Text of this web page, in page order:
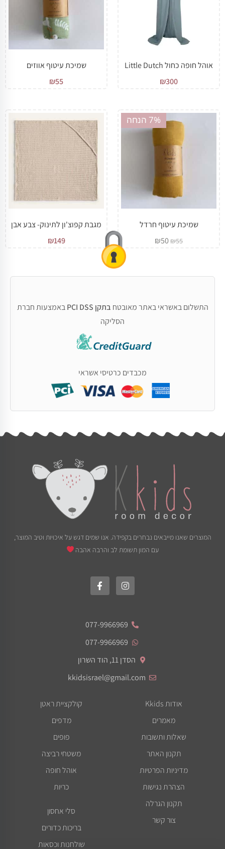
אוהל חופה כחול Little Dutch
₪300
שמיכת עיטוף אווזים
₪55
7% הנחה
שמיכת עיטוף חרדל
₪55
₪50
מגבת קפוצ'ון לתינוק- צבע אבן
₪149
התשלום באשראי באתר מאובטח בתקן PCI DSS
באמצעות חברת
הסליקה
מכבדים כרטיסי אשראי
המוצרים שאנו מייבאים נבחרים בקפידה. אנו שמים דגש על איכויות וטיב המוצר,
עם המון תשומת לב והרבה אהבה
077-9966969
077-9966969
הסדן 11, הוד השרון
kkidsisrael@gmail.com
אודות Kkids
מאמרים
שאלות ותשובות
תקנון האתר
מדיניות הפרטיות
הצהרת נגישות
תקנון הגרלה
צור קשר
קולקציית ראטן
מדפים
פופים
משטחי רביצה
אוהל חופה
כריות
סלי אחסון
בריכות כדורים
שולחנות וכסאות